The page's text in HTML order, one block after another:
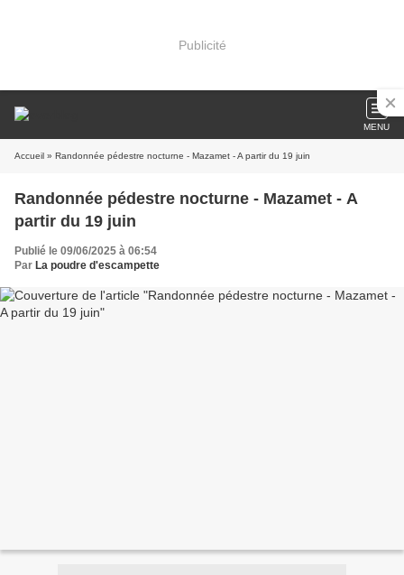
Publicité
MENU
Accueil » Randonnée pédestre nocturne - Mazamet - A partir du 19 juin
Randonnée pédestre nocturne - Mazamet - A
partir du 19 juin
Publié le 09/06/2025 à 06:54
Par La poudre d'escampette